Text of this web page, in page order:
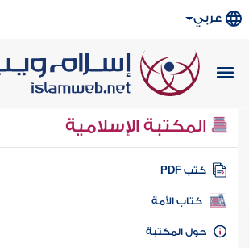
عربي
المكتبة الإسلامية
كتب PDF
كتاب الأمة